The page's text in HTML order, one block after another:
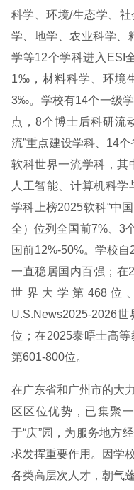
科学、环境/生态学、
学、地学、农业科学、
学等12个学科进入ESI
1‰，材料科学、环境
3‰。学校有14个一级
点，8个博士后科研流
流”重点建设学科、14
软科世界一流学科，其
人工智能、计算机科
学科上榜2025软科“中
全）位列全国前7%、3
国前12%-50%。学校
一直稳居国内百强；在
世界大学第468位
U.S.News2025-2026
位；在2025泰晤士高
第601-800位。
在广东省和广州市的大
区区位优势，已集聚
于“庆”园，为服务地方
求发挥重要作用。因学
各类高层次人才，朝气